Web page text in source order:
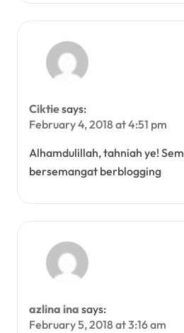
Ciktiesays:
February 4, 2018 at 4:51 pm
Alhamdulillah, tahniah ye!
bersemangat berblogging
azlina ina says:
February 5, 2018 at 3:16 am